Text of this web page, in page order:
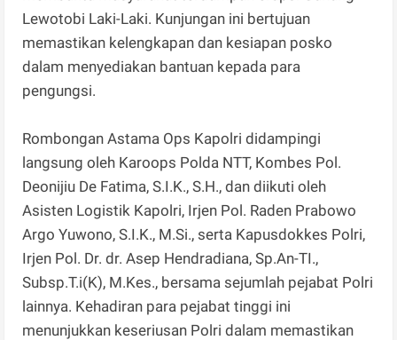
Lewotobi Laki-Laki. Kunjungan ini bertujuan
memastikan kelengkapan dan kesiapan posko
dalam menyediakan bantuan kepada para
pengungsi.
Rombongan Astama Ops Kapolri didampingi
langsung oleh Karoops Polda NTT, Kombes Pol.
Deonijiu De Fatima, S.I.K., S.H., dan diikuti oleh
Asisten Logistik Kapolri, Irjen Pol. Raden Prabowo
Argo Yuwono, S.I.K., M.Si., serta Kapusdokkes Polri,
Irjen Pol. Dr. dr. Asep Hendradiana, Sp.An-TI.,
Subsp.T.i(K), M.Kes., bersama sejumlah pejabat Polri
lainnya. Kehadiran para pejabat tinggi ini
menunjukkan keseriusan Polri dalam memastikan